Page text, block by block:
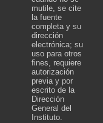
mutile, se cite
la fuente
completa y su
dirección
electrónica; su
uso para otros
fines, requiere
autorización
previa y por
escrito de la
Dirección
General del
Instituto.